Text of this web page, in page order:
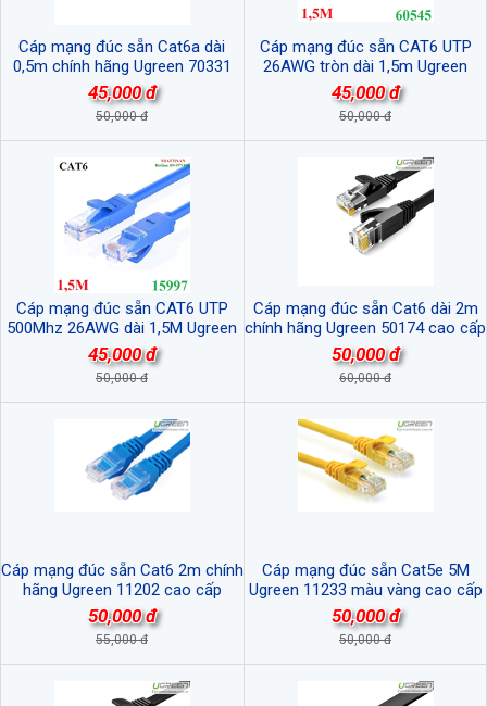
Cáp mạng đúc sẵn Cat6a dài
0,5m chính hãng Ugreen 70331
cao cấp
45,000 đ
50,000 đ
Cáp mạng đúc sẵn CAT6 UTP
26AWG tròn dài 1,5m Ugreen
60545 cao cấp
45,000 đ
50,000 đ
Cáp mạng đúc sẵn CAT6 UTP
500Mhz 26AWG dài 1,5M Ugreen
15997 cao cấp
45,000 đ
50,000 đ
Cáp mạng đúc sẵn Cat6 dài 2m
chính hãng Ugreen 50174 cao cấp
50,000 đ
60,000 đ
Cáp mạng đúc sẵn Cat6 2m chính
hãng Ugreen 11202 cao cấp
50,000 đ
55,000 đ
Cáp mạng đúc sẵn Cat5e 5M
Ugreen 11233 màu vàng cao cấp
50,000 đ
50,000 đ